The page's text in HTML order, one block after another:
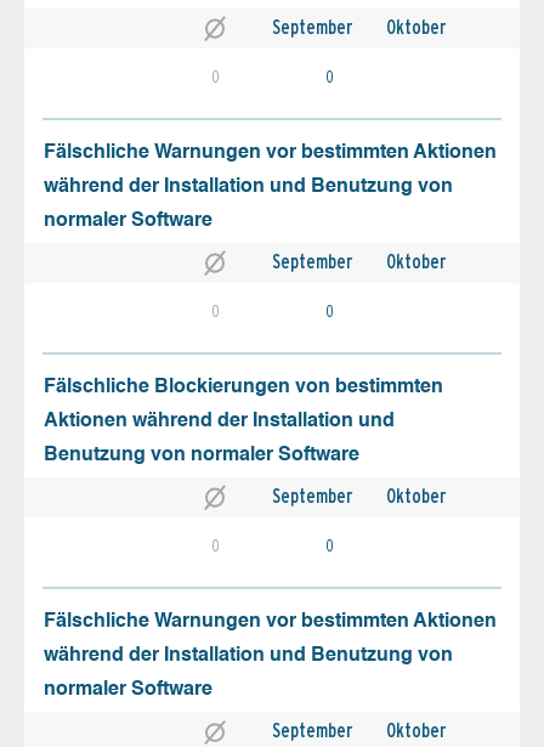
September Oktober
0 0
Fälschliche Warnungen vor bestimmten Aktionen
während der Installation und Benutzung von
normaler Software
September Oktober
0 0
Fälschliche Blockierungen von bestimmten
Aktionen während der Installation und
Benutzung von normaler Software
September Oktober
0 0
Fälschliche Warnungen vor bestimmten Aktionen
während der Installation und Benutzung von
normaler Software
September Oktober